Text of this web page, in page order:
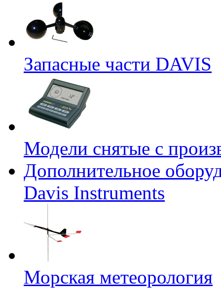
Запасные части DAVIS
Модели снятые с
Дополнительное
Davis Instruments
Морская метеорология